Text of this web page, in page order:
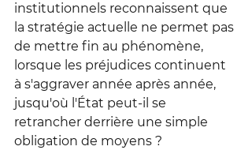
institutionnels reconnaissent que
la stratégie actuelle ne permet pas
de mettre fin au phénomène,
lorsque les préjudices continuent
à s'aggraver année après année,
jusqu'où l'État peut-il se
retrancher derrière une simple
obligation de moyens ?